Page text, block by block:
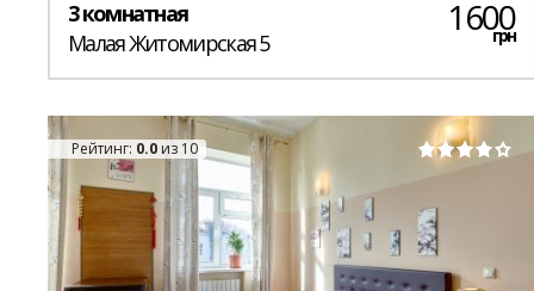
3 комнатная
Малая Житомирская 5
1600
грн
Рейтинг: 0.0 из 10